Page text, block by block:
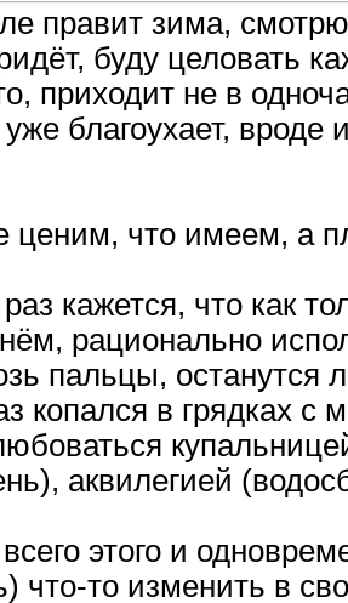
правит зима,
буду целовать
приходит не в
уже благоухает,
ценим, что имеем, а
кажется, что как
рационально
пальцы,
копался в грядках
аквилегией
этого и
что-то изменить в